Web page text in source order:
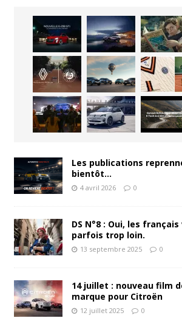
Les publications
bientôt…
4 avril 2026 0
DS N°8 : Oui, les
parfois trop loin.
13 septembre 2025 0
14 juillet : nouveau film
marque pour Citroën
12 juillet 2025 0